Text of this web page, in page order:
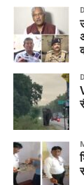
बढ़ाकर 50% या
आकर्षण और
जीवन, देश सेवा
अग्निपथ योजना
अस्वीकरण: यह
विश्लेषण पर
अंतिम पुष्टि के
(
FOR MORE